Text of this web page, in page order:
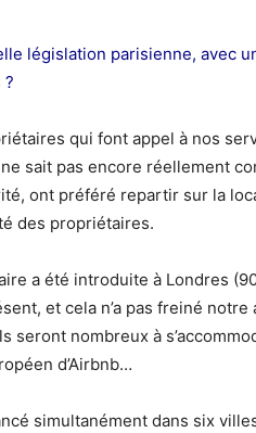
législation parisienne, avec
?
qui font appel à nos
sait pas encore réellement
ont préféré repartir sur la
des propriétaires.
a été introduite à Londres
et cela n’a pas freiné
seront nombreux à
d’Airbnb…
simultanément dans six